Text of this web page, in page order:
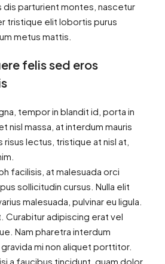
dis parturient montes, nascetur
tristique elit lobortis purus
metus mattis.
felis sed eros
tempor in blandit id, porta in
nisl massa, at interdum mauris
risus lectus, tristique at nisl at,
facilisis, at malesuada orci
sollicitudin cursus. Nulla elit
malesuada, pulvinar eu ligula.
Curabitur adipiscing erat vel
Nam pharetra interdum
mi non aliquet porttitor.
a faucibus tincidunt, quam dolor